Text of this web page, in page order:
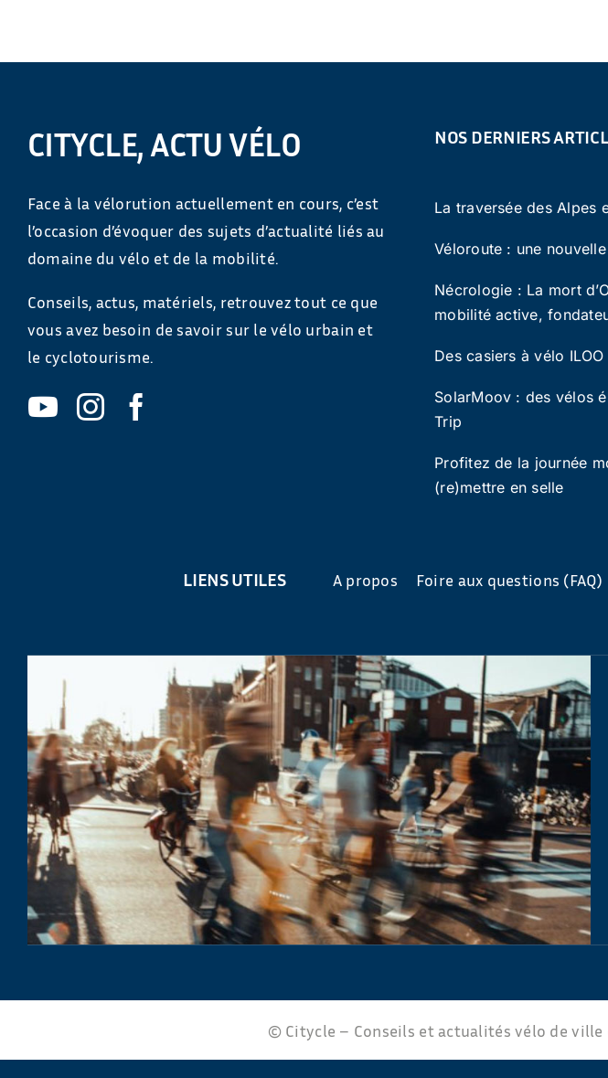
CITYCLE, ACTU VÉLO
Face à la vélorution actuellement en cours, c’est
l’occasion d’évoquer des sujets d’actualité liés au
domaine du vélo et de la mobilité.
Conseils, actus, matériels, retrouvez tout ce que
vous avez besoin de savoir sur le vélo urbain et
le cyclotourisme.
NOS DERNIERS
La traversée des Alpes
Véloroute : une
Nécrologie : La mort
mobilité active,
Des casiers à vélo
SolarMoov : des vélos
Trip
Profitez de la journée
(re)mettre en selle
LIENS UTILES A propos Foire aux questions (FAQ)
© Citycle – Conseils et actualités vélo de